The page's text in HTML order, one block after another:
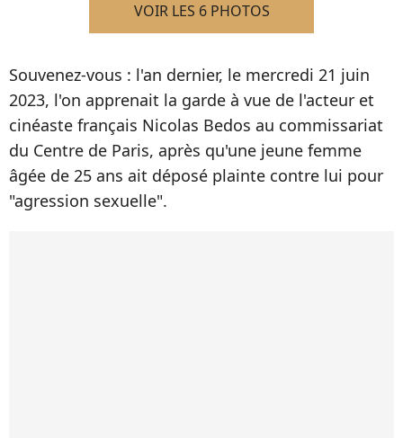
VOIR LES 6 PHOTOS
Souvenez-vous : l'an dernier, le mercredi 21 juin
2023, l'on apprenait la garde à vue de l'acteur et
cinéaste français Nicolas Bedos au commissariat
du Centre de Paris, après qu'une jeune femme
âgée de 25 ans ait déposé plainte contre lui pour
"agression sexuelle".